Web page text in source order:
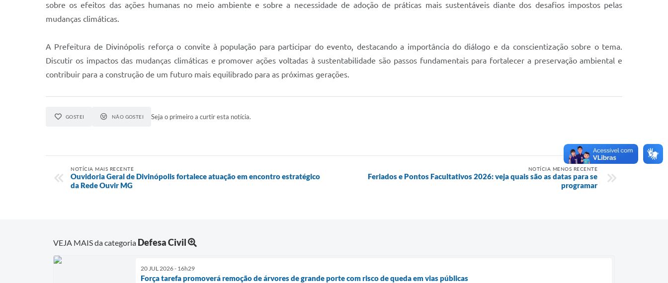
sobre os efeitos das ações humanas no meio ambiente e sobre a necessidade de adoção de práticas mais sustentáveis diante dos desafios impostos pelas
mudanças climáticas.
A Prefeitura de Divinópolis reforça o convite à população para participar do evento, destacando a importância do diálogo e da conscientização sobre o tema.
Discutir os impactos das mudanças climáticas e promover ações voltadas à sustentabilidade são passos fundamentais para fortalecer a preservação ambiental e
contribuir para a construção de um futuro mais equilibrado para as próximas gerações.
GOSTEI NÃO GOSTEI Seja o primeiro a curtir esta notícia.
NOTÍCIA MAIS RECENTE
Ouvidoria Geral de Divinópolis fortalece atuação em encontro estratégico
da Rede Ouvir MG
NOTÍCIA MENOS RECENTE
Feriados e Pontos Facultativos 2026: veja quais são as datas para se
programar
VEJA MAIS da categoria Defesa Civil
20 JUL 2026 - 16h29
Força tarefa promoverá remoção de árvores de grande porte com risco de queda em vias públicas